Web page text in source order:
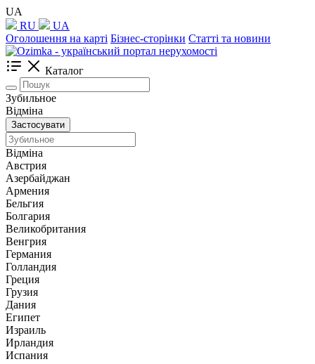
UA
RU
UA
Оголошення на карті Бізнес-сторінки Статті та новини
Каталог
Зубильное
Відміна
Застосувати
Відміна
Австрия
Азербайджан
Армения
Бельгия
Болгария
Великобритания
Венгрия
Германия
Голландия
Греция
Грузия
Дания
Египет
Израиль
Ирландия
Испания